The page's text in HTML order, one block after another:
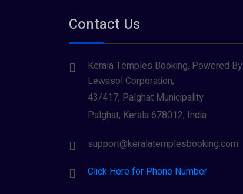
Contact Us
Kerala Temples Booking, Powered By
Lewasol Corporation,
43/417, Palghat Municipality
Palghat, Kerala 678012, India
support@keralatemplesbooking.com
Click Here for Phone Number